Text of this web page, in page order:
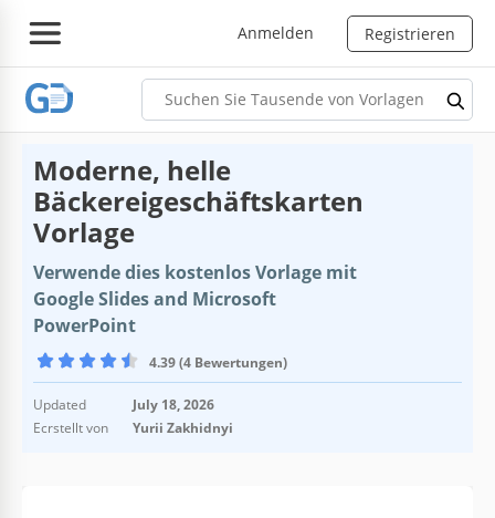
Anmelden Registrieren
Moderne, helle
Bäckereigeschäftskarten
Vorlage
Verwende dies kostenlos Vorlage mit
Google Slides and Microsoft
PowerPoint
4.39 (4 Bewertungen)
Updated
July 18, 2026
Ecrstellt von
Yurii Zakhidnyi